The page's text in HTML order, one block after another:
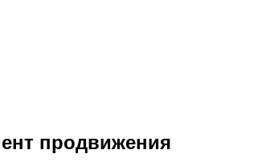
продвижения